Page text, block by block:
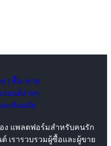
ง แพลตฟอร์มสำหรับคนรัก
เรารวบรวมผู้ซื้อและผู้ขาย